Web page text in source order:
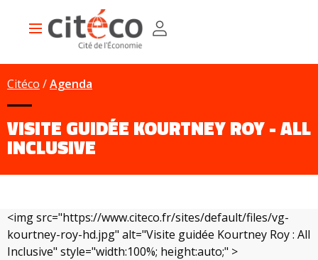
Main
Citéco Agenda
VISITE GUIDÉE KOURTNEY ROY - ALL
INCLUSIVE
<img src="https://www.citeco.fr/sites/default/files/vg-
kourtney-roy-hd.jpg" alt="Visite guidée Kourtney Roy : All
Inclusive" style="width:100%; height:auto;" >
Panneau de gestion des cookies